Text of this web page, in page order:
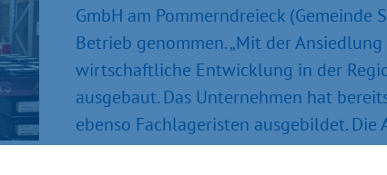
GmbH am Pommerndreieck
Betrieb genommen. „Mit der
wirtschaftliche Entwicklung in der
ausgebaut. Das Unternehmen hat
ebenso Fachlageristen ausgebildet.
Wirtschaftsstandort Vorpommern. Mit